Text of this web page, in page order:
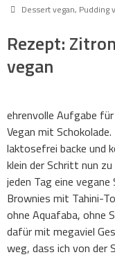
Dessert vegan, Pudding
Rezept:
vegan
ehrenvolle Aufgabe
Vegan mit
laktosefrei backe und
klein der Schritt nun
jeden Tag eine
Brownies mit Tahini-
ohne Aquafaba, ohne
dafür mit megaviel
weg, dass ich von der